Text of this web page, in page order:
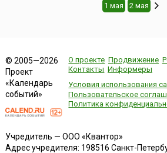
1 мая 2 мая
© 2005—2026
Проект
«Календарь
событий»
О проекте Продвижение
Контакты Информеры
Условия использования
Пользовательское
Политика
Учредитель — ООО «Квантор»
Адрес учредителя: 198516 Санкт-